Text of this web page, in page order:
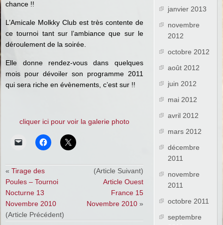
chance !!
L’Amicale Molkky Club est très contente de
ce tournoi tant sur l’ambiance que sur le
déroulement de la soirée.
Elle donne rendez-vous dans quelques
mois pour dévoiler son programme 2011
qui sera riche en évènements, c’est sur !!
cliquer ici pour voir la galerie photo
«Tirage des
Poules – Tournoi
Nocturne 13
Novembre 2010
(Article Précédent)
(Article Suivant)
Article Ouest
France 15
Novembre 2010»
janvier 2013
novembre
2012
octobre 2012
août 2012
juin 2012
mai 2012
avril 2012
mars 2012
décembre
2011
novembre
2011
octobre 2011
septembre